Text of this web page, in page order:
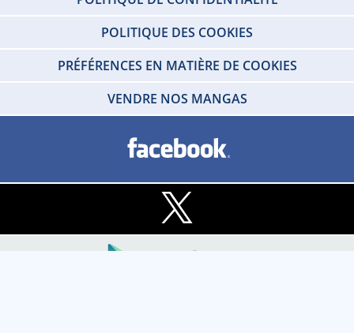
POLITIQUE DES COOKIES
PRÉFÉRENCES EN MATIÈRE DE COOKIES
VENDRE NOS MANGAS